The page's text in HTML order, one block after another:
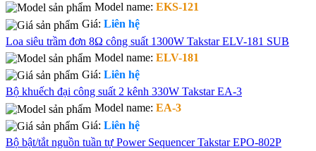
Model name: EKS-121
Giá: Liên hệ
Loa siêu trầm đơn 8Ω công suất 1300W Takstar ELV-181 SUB
Model name: ELV-181
Giá: Liên hệ
Bộ khuếch đại công suất 2 kênh 330W Takstar EA-3
Model name: EA-3
Giá: Liên hệ
Bộ bật/tắt nguồn tuần tự Power Sequencer Takstar EPO-802P